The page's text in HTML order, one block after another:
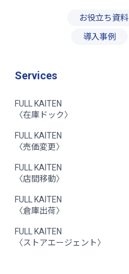
お役立ち資料
導入事例
Services
FULL KAITEN
〈在庫ドック〉
FULL KAITEN
〈売価変更〉
FULL KAITEN
〈店間移動〉
FULL KAITEN
〈倉庫出荷〉
FULL KAITEN
〈ストアエージェント〉